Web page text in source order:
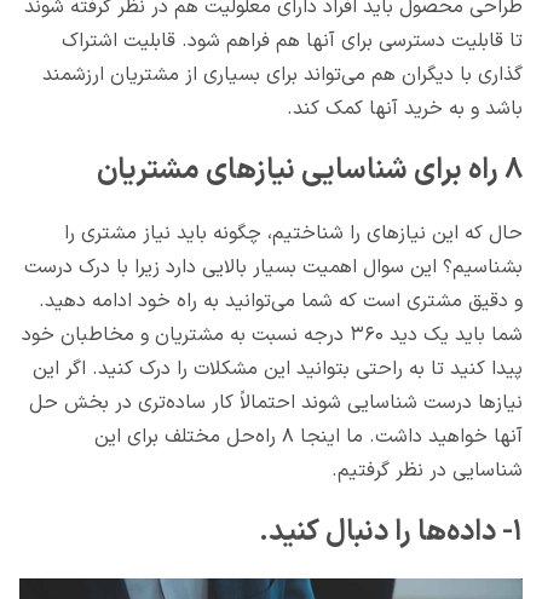
طراحی محصول باید افراد دارای معلولیت هم در نظر گرفته شوند
تا قابلیت دسترسی برای آنها هم فراهم شود. قابلیت اشتراک
گذاری با دیگران هم می‌تواند برای بسیاری از مشتریان ارزشمند
باشد و به خرید آنها کمک کند.
۸ راه برای شناسایی نیازهای مشتریان
حال که این نیازهای را شناختیم، چگونه باید نیاز مشتری را
بشناسیم؟ این سوال اهمیت بسیار بالایی دارد زیرا با درک درست
و دقیق مشتری است که شما می‌توانید به راه خود ادامه دهید.
شما باید یک دید ۳۶۰ درجه نسبت به مشتریان و مخاطبان خود
پیدا کنید تا به راحتی بتوانید این مشکلات را درک کنید. اگر این
نیازها درست شناسایی شوند احتمالاً کار ساده‌تری در بخش حل
آنها خواهید داشت. ما اینجا ۸ راه‌حل مختلف برای این
شناسایی در نظر گرفتیم.
۱- داده‌ها را دنبال کنید.